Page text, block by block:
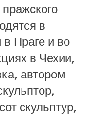
в
Праге и во
в Чехии,
автором
скульптур,